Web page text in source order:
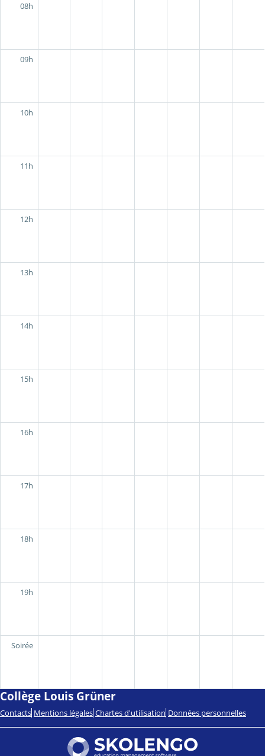
08h
09h
10h
11h
12h
13h
14h
15h
16h
17h
18h
19h
Soirée
Collège Louis Grüner
Contacts Mentions légales Chartes d'utilisation Données personnelles